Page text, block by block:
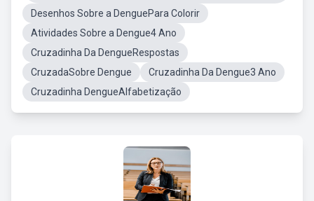
Desenhos Sobre a DenguePara Colorir
Atividades Sobre a Dengue4 Ano
Cruzadinha Da DengueRespostas
CruzadaSobre Dengue
Cruzadinha Da Dengue3 Ano
Cruzadinha DengueAlfabetização